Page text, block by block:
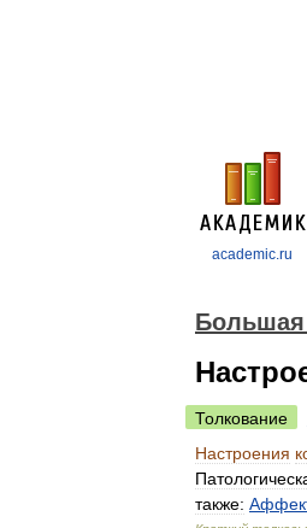
academic.ru
Большая
Толкование
Настроения
также: